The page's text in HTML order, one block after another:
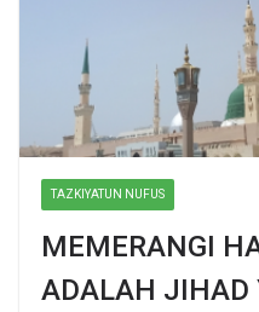
TAZKIYATUN NUFUS
MEMERANGI
ADALAH JIHAD